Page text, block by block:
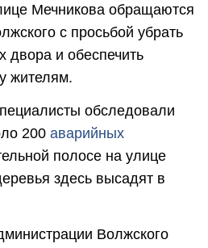
Мечникова обращаются
с просьбой убрать
двора и обеспечить
жителям.
обследовали
200 аварийных
полосе на улице
здесь высадят в
Волжского